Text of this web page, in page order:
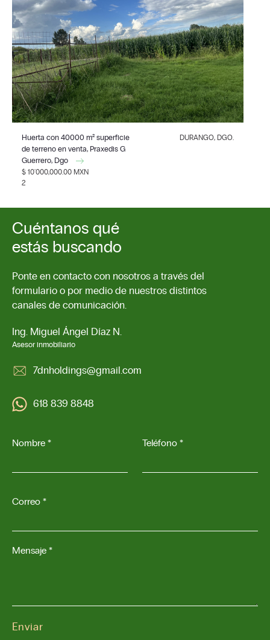
Huerta con 40000 m² superficie
de terreno en venta, Praxedis G
Guerrero, Dgo
DURANGO, DGO.
$ 10'000,000.00 MXN
2
Cuéntanos qué
estás buscando
Ponte en contacto con nosotros a través del
formulario o por medio de nuestros distintos
canales de comunicación.
Ing. Miguel Ángel Díaz N.
Asesor inmobiliario
7dnholdings@gmail.com
618 839 8848
Nombre * Teléfono *
Correo *
Mensaje *